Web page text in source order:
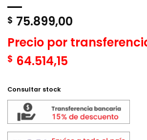
$ 75.899,00
Precio por
$ 64.514,15
Consultar stock